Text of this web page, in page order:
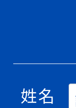
姓名